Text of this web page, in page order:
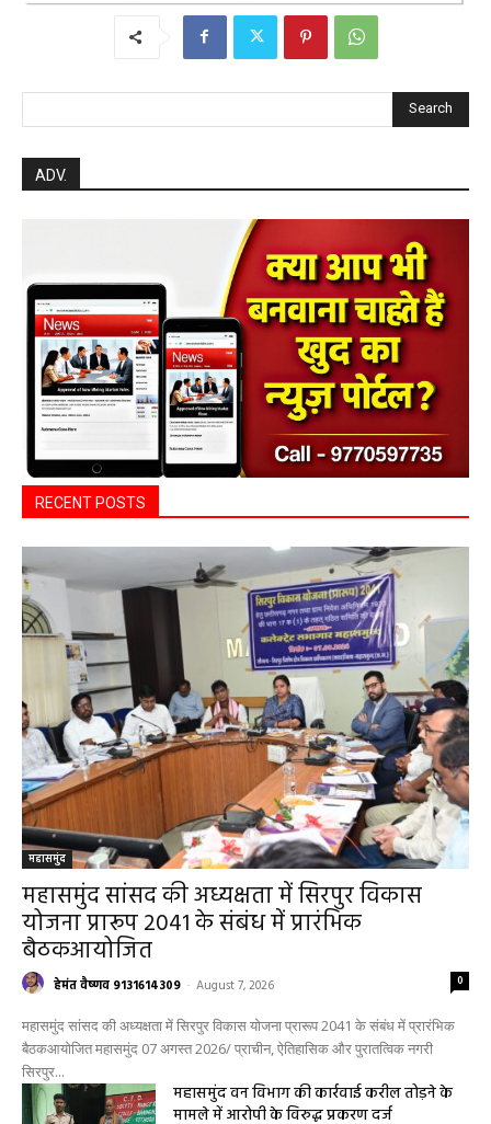
Search
ADV.
RECENT POSTS
महासमुंद
महासमुंद सांसद की अध्यक्षता में सिरपुर विकास
योजना प्रारूप 2041 के संबंध में प्रारंभिक
बैठकआयोजित
हेमंत वैष्णव 9131614309 - August 7, 2026